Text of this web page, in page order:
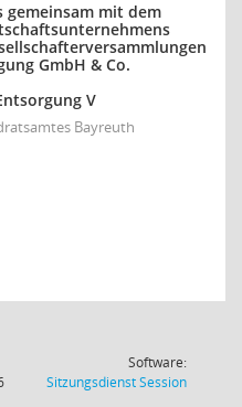
gemeinsam mit dem
GmbH & Co.
V
Bayreuth
Software:
SitzungsdienstSession(Wird in